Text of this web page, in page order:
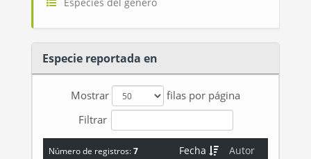
Especie reportada en
Mostrar
filas por página
Filtrar
Número de registros:7 Autor
Fecha